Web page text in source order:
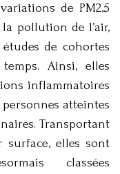
de PM2,5
pollution de l’air,
de cohortes
Ainsi, elles
inflammatoires
atteintes
Transportant
surface, elles sont
classées